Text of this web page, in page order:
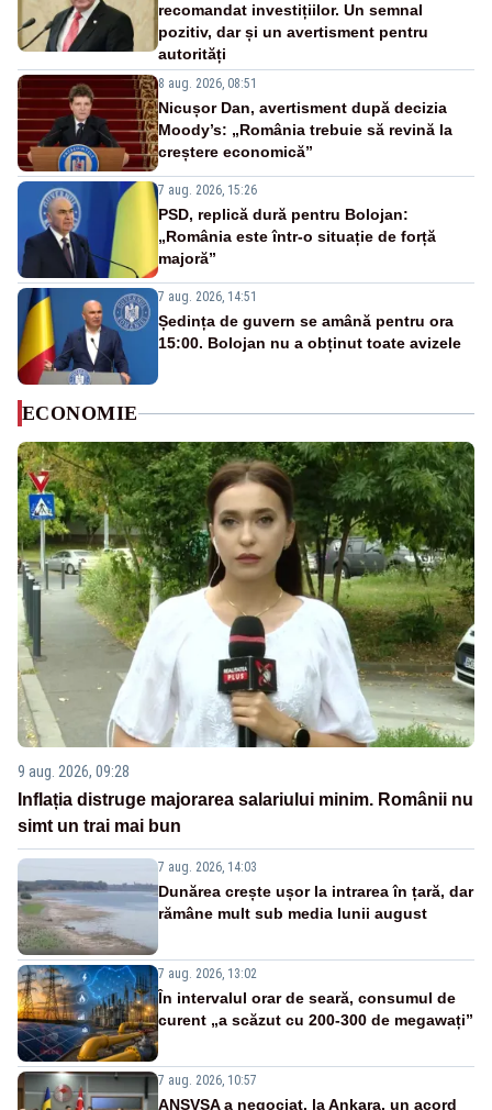
recomandat investițiilor. Un semnal
pozitiv, dar și un avertisment pentru
autorități
8 aug. 2026, 08:51
Nicușor Dan, avertisment după decizia
Moody’s: „România trebuie să revină la
creștere economică”
7 aug. 2026, 15:26
PSD, replică dură pentru Bolojan:
„România este într-o situație de forță
majoră”
7 aug. 2026, 14:51
Ședința de guvern se amână pentru ora
15:00. Bolojan nu a obținut toate avizele
ECONOMIE
9 aug. 2026, 09:28
Inflația distruge majorarea salariului minim. Românii nu
simt un trai mai bun
7 aug. 2026, 14:03
Dunărea crește ușor la intrarea în țară, dar
rămâne mult sub media lunii august
7 aug. 2026, 13:02
În intervalul orar de seară, consumul de
curent „a scăzut cu 200-300 de megawați”
7 aug. 2026, 10:57
ANSVSA a negociat, la Ankara, un acord